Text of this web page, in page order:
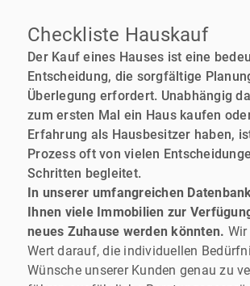
Checkliste Hauskauf
Der Kauf eines Hauses ist eine
Entscheidung, die sorgfältige
Überlegung erfordert. Unabhängig
zum ersten Mal ein Haus kaufen
Erfahrung als Hausbesitzer haben,
Prozess oft von vielen
Schritten begleitet.
In unserer umfangreichen
Ihnen viele Immobilien zur
neues Zuhause werden könnten.
Wert darauf, die individuellen
Wünsche unserer Kunden genau zu